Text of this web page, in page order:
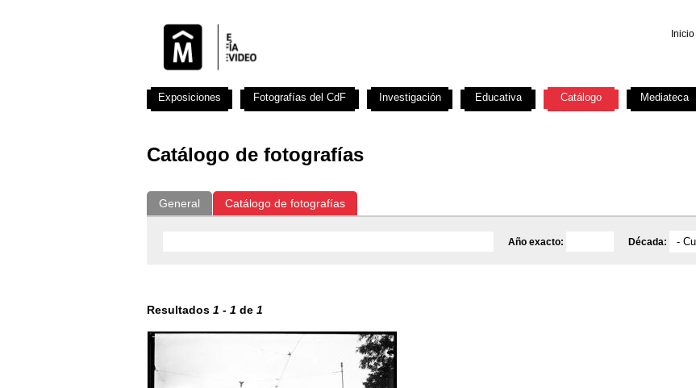
Inicio
Catálogo de fotografías
General Catálogo de fotografías
Año exacto: Década:
Resultados 1 - 1 de 1
Exposiciones Fotografías del CdF Investigación Educativa Catálogo Mediateca